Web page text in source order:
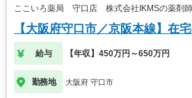
ここいろ薬局 守口店 株式会社IKMSの薬剤
【大阪府守口市／京阪本線】在
給与 【年収】450万円～650万円
勤務地 大阪府 守口市